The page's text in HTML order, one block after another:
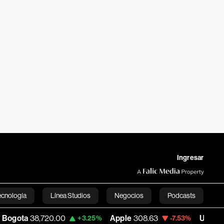
Ingresar
Línea Studios Negocios Podcasts
English
+3.25% Apple 308.63 -7.53% USD COP 3,152.58